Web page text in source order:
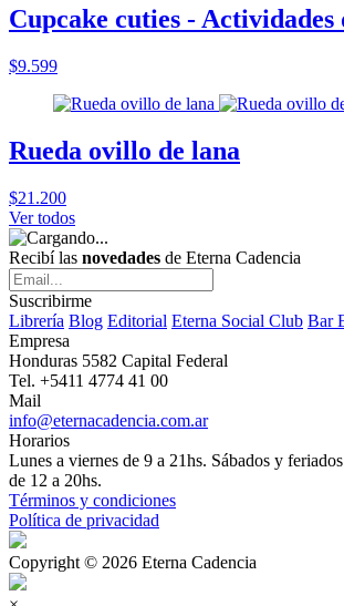
Cupcake cuties -
$9.599
Rueda ovillo de lana
$21.200
Ver todos
Recibí las novedades de Eterna Cadencia
Suscribirme
Librería Blog Editorial Eterna Social Club Bar
Empresa
Honduras 5582 Capital Federal
Tel. +5411 4774 41 00
Mail
info@eternacadencia.com.ar
Horarios
Lunes a viernes de 9 a 21hs. Sábados y feriados
de 12 a 20hs.
Términos y condiciones
Política de privacidad
Copyright © 2026 Eterna Cadencia